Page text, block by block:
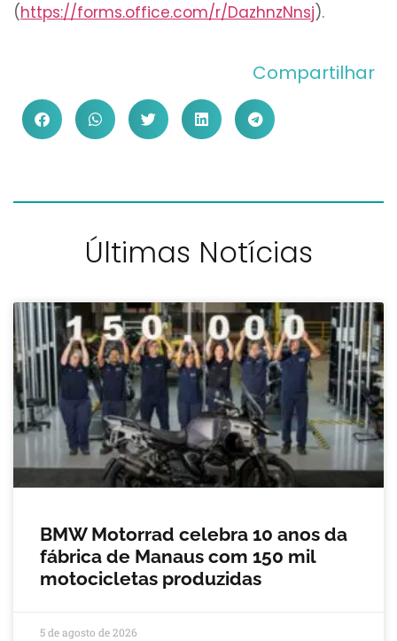
(https://forms.office.com/r/DazhnzNnsj).
Compartilhar
Últimas Notícias
BMW Motorrad celebra 10 anos da
fábrica de Manaus com 150 mil
motocicletas produzidas
5 de agosto de 2026